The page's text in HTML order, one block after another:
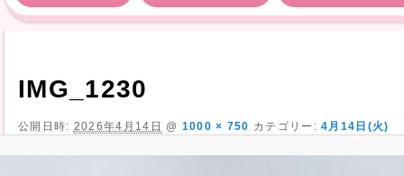
IMG_1230
公開日時: 2026年4月14日 @ 1000 × 750 カテゴリー:4月14日(火)